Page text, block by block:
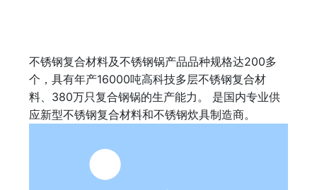
不锈钢复合材料及不锈钢锅产品品种规格达200多
个，具有年产16000吨高科技多层不锈钢复合材
料、380万只复合钢锅的生产能力。 是国内专业供
应新型不锈钢复合材料和不锈钢炊具制造商。